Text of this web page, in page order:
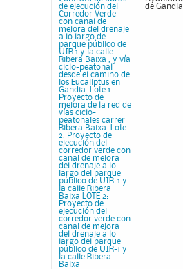
de ejecución del
Corredor Verde
con canal de
mejora del drenaje
a lo largo de
parque público de
UIR 1 y la calle
Ribera Baixa , y vía
ciclo-peatonal
desde el camino de
los Eucaliptus en
Gandia. Lote 1.
Proyecto de
mejora de la red de
vías ciclo-
peatonales carrer
Ribera Baixa. Lote
2. Proyecto de
ejecución del
corredor verde con
canal de mejora
del drenaje a lo
largo del parque
público de UIR-1 y
la calle Ribera
Baixa LOTE 2:
Proyecto de
ejecución del
corredor verde con
canal de mejora
del drenaje a lo
largo del parque
público de UIR-1 y
la calle Ribera
Baixa
de Gandia